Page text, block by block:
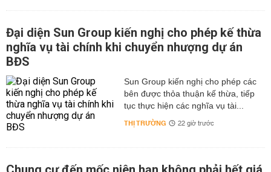
Đại diện Sun Group kiến nghị cho phép kế thừa
nghĩa vụ tài chính khi chuyển nhượng dự án
BĐS
Sun Group kiến nghị cho phép các
bên được thỏa thuận kế thừa, tiếp
tục thực hiện các nghĩa vụ tài...
THỊ TRƯỜNG 22 giờ trước